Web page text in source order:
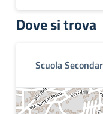
Dove si trova
Scuola